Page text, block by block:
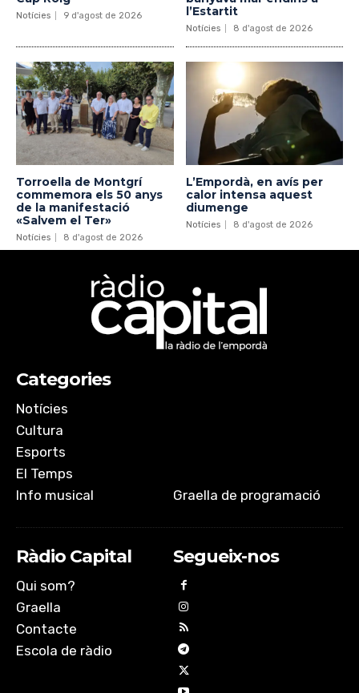
Notícies 9 d'agost de 2026
l’Estartit
Notícies 8 d'agost de 2026
Torroella de Montgrí
commemora els 50 anys
de la manifestació
«Salvem el Ter»
Notícies 8 d'agost de 2026
L’Empordà, en avís per
calor intensa aquest
diumenge
Notícies 8 d'agost de 2026
Categories
Notícies
Cultura
Esports
El Temps
Info musical
Graella de programació
Ràdio Capital
Qui som?
Graella
Contacte
Escola de ràdio
Segueix-nos